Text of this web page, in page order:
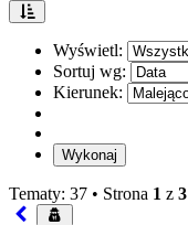
Wyświetl:
Sortuj wg:
Kierunek:
Tematy: 37 • Strona 1 z 3